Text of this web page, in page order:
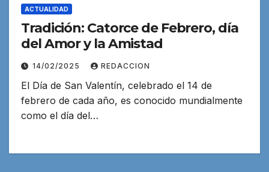
ACTUALIDAD
Tradición: Catorce de Febrero, día
del Amor y la Amistad
14/02/2025 REDACCION
El Día de San Valentín, celebrado el 14 de
febrero de cada año, es conocido mundialmente
como el día del…